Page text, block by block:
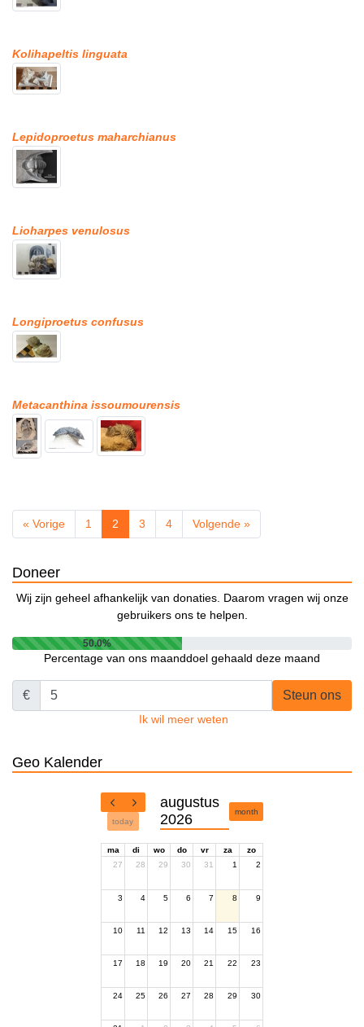
Kolihapeltis linguata
Lepidoproetus maharchianus
Lioharpes venulosus
Longiproetus confusus
Metacanthina issoumourensis
« Vorige 1 2 3 4 Volgende »
Doneer
Wij zijn geheel afhankelijk van donaties. Daarom vragen wij onze
gebruikers ons te helpen.
50.0%
Percentage van ons maanddoel gehaald deze maand
€ Steun ons
Ik wil meer weten
Geo Kalender
today
augustus
2026
month
ma di wo do vr za
zo
27
28 29 30 31 1 2
3 4 5 6 7 8 9
10 11 12 13 14 15 16
17 18 19 20 21 22 23
24 25 26 27 28 29 30